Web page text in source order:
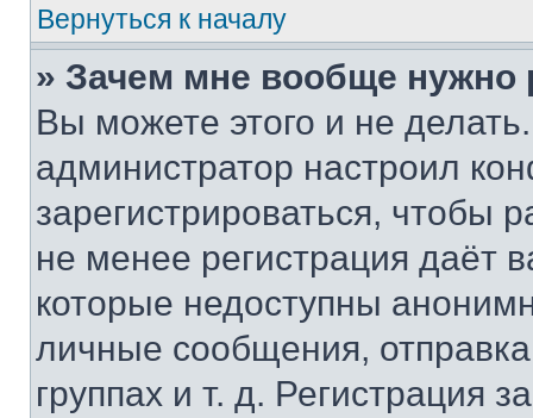
Вернуться к началу
» Зачем мне вообще нужно
Вы можете этого и не
администратор настроил
зарегистрироваться, чтобы
не менее регистрация даёт
которые недоступны
личные сообщения,
группах и т. д. Регистрация